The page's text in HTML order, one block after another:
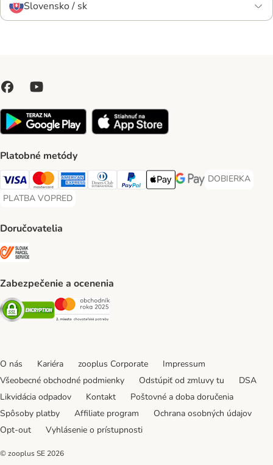
Slovensko / sk
Platobné metódy
Visa Payment Method
Mastercard Payment Method
American Express Payment Method
Diners Club Payment Method
PayPal Payment Method
Apple Pay Payment Method
Google Pay Payment
DOBIERKA
DOBIERKA
PLATBA VOPRED
PLATBA VOPRED Payment Method
Doručovatelia
Zabezpečenie a ocenenia
Security Security
O nás Kariéra zooplus Corporate
Impressum
Všeobecné obchodné podmienky
Odstúpiť od zmluvy tu
DSA
Likvidácia odpadov
Kontakt
Poštovné a doba doručenia
Spôsoby platby
Affiliate program
Ochrana osobných údajov
Opt-out
Vyhlásenie o prístupnosti
© zooplus SE 2026